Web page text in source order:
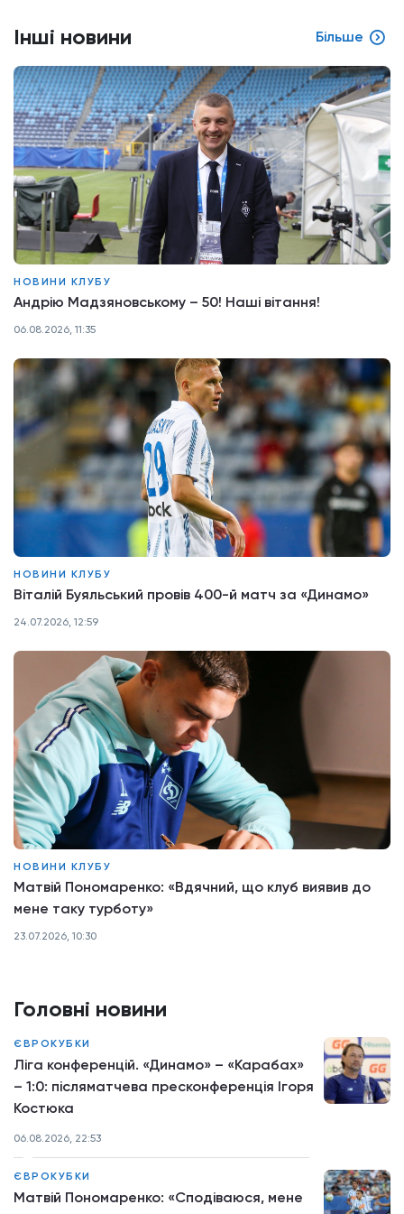
Головні новини
ЄВРОКУБКИ
Ліга конференцій. «Динамо» – «Карабах»
– 1:0: післяматчева пресконференція Ігоря
Костюка
06.08.2026, 22:53
ЄВРОКУБКИ
Матвій Пономаренко: «Сподіваюся, мене
Інші новини Більше
НОВИНИ КЛУБУ
Андрію Мадзяновському – 50! Наші вітання!
06.08.2026, 11:35
НОВИНИ КЛУБУ
Віталій Буяльський провів 400-й матч за «Динамо»
24.07.2026, 12:59
НОВИНИ КЛУБУ
Матвій Пономаренко: «Вдячний, що клуб виявив до
мене таку турботу»
23.07.2026, 10:30